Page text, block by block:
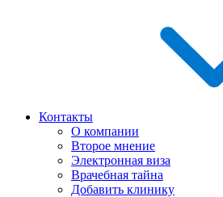
Контакты
О компании
Второе мнение
Электронная виза
Врачебная тайна
Добавить клинику